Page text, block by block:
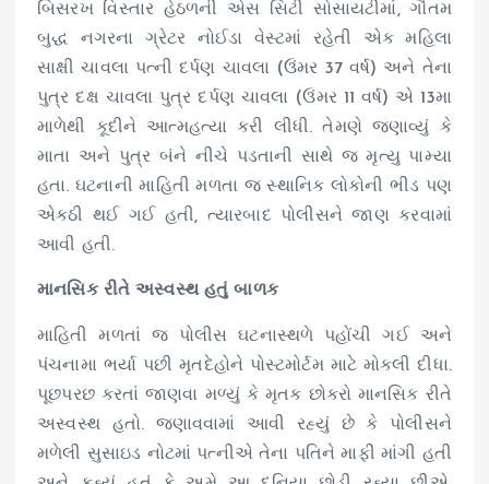
બિસરખ વિસ્તાર હેઠળની એસ સિટી સોસાયટીમાં, ગૌતમ
બુદ્ધ નગરના ગ્રેટર નોઈડા વેસ્ટમાં રહેતી એક મહિલા
સાક્ષી ચાવલા પત્ની દર્પણ ચાવલા (ઉંમર 37 વર્ષ) અને તેના
પુત્ર દક્ષ ચાવલા પુત્ર દર્પણ ચાવલા (ઉંમર 11 વર્ષ) એ 13મા
માળેથી કૂદીને આત્મહત્યા કરી લીધી. તેમણે જણાવ્યું કે
માતા અને પુત્ર બંને નીચે પડતાની સાથે જ મૃત્યુ પામ્યા
હતા. ઘટનાની માહિતી મળતા જ સ્થાનિક લોકોની ભીડ પણ
એકઠી થઈ ગઈ હતી, ત્યારબાદ પોલીસને જાણ કરવામાં
આવી હતી.
માનસિક રીતે અસ્વસ્થ હતું બાળક
માહિતી મળતાં જ પોલીસ ઘટનાસ્થળે પહોંચી ગઈ અને
પંચનામા ભર્યા પછી મૃતદેહોને પોસ્ટમોર્ટમ માટે મોકલી દીધા.
પૂછપરછ કરતાં જાણવા મળ્યું કે મૃતક છોકરો માનસિક રીતે
અસ્વસ્થ હતો. જણાવવામાં આવી રહ્યું છે કે પોલીસને
મળેલી સુસાઇડ નોટમાં પત્નીએ તેના પતિને માફી માંગી હતી